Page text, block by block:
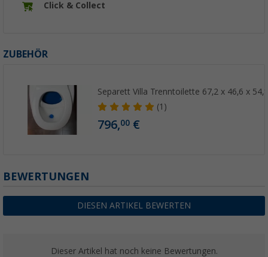
Click & Collect
ZUBEHÖR
Separett Villa Trenntoilette 67,2 x 46,6 x
(1)
796,00 €
BEWERTUNGEN
DIESEN ARTIKEL BEWERTEN
Dieser Artikel hat noch keine Bewertungen.